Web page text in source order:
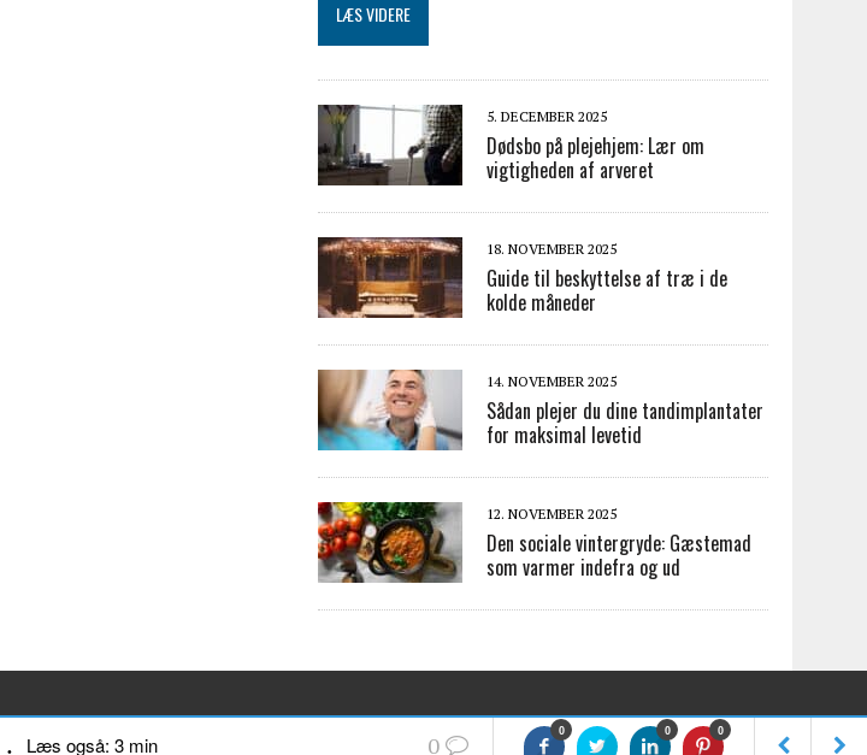
LÆS VIDERE
5. DECEMBER 2025
Dødsbo på plejehjem: Lær om
vigtigheden af arveret
18. NOVEMBER 2025
Guide til beskyttelse af træ i de
kolde måneder
14. NOVEMBER 2025
Sådan plejer du dine tandimplantater
for maksimal levetid
12. NOVEMBER 2025
Den sociale vintergryde: Gæstemad
som varmer indefra og ud
Læs også: 3 min
0 0 0
0